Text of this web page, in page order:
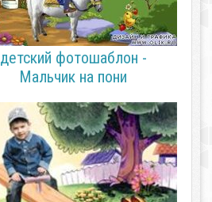
детский фотошаблон -
Mальчик на пони